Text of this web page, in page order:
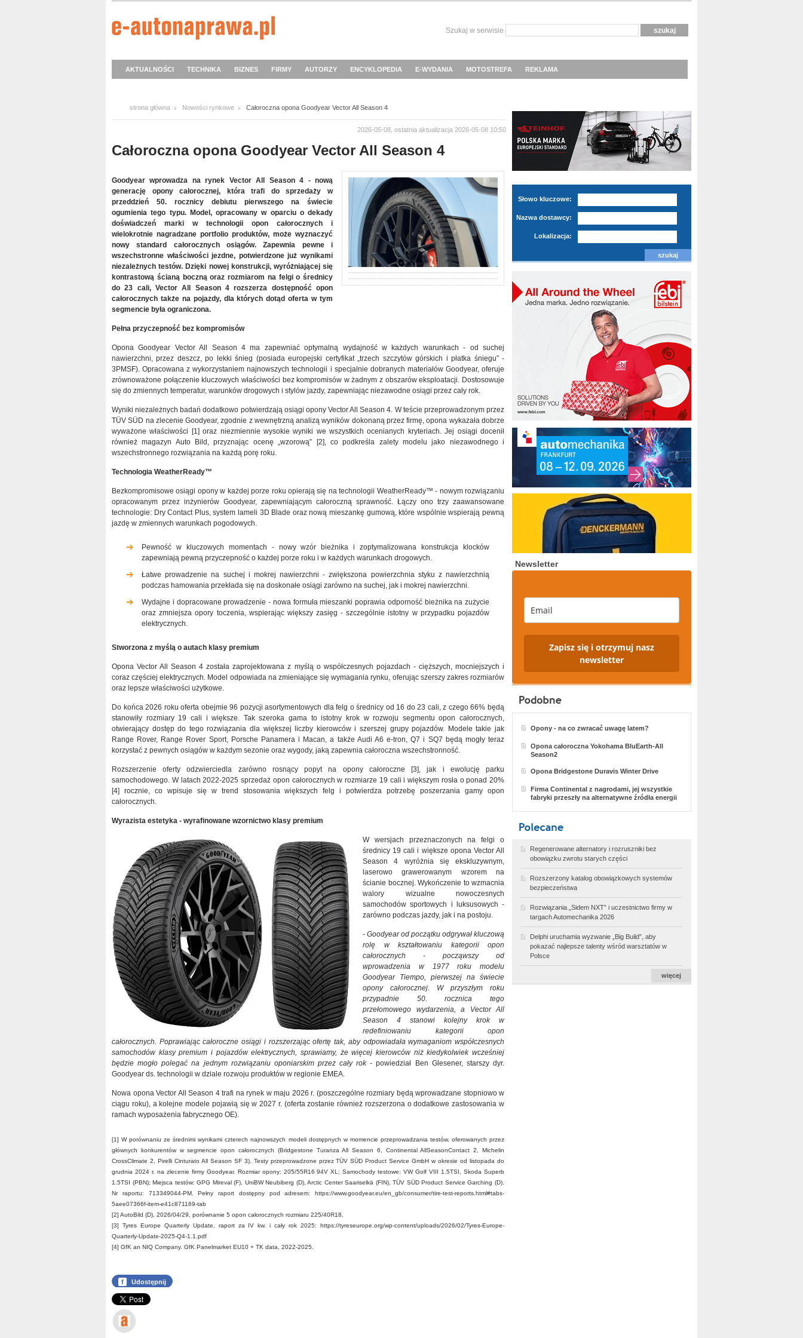
Szukaj w serwisie
AKTUALNOŚCI TECHNIKA BIZNES FIRMY AUTORZY ENCYKLOPEDIA E-WYDANIA MOTOSTREFA REKLAMA
strona główna Nowości rynkowe Całoroczna opona Goodyear Vector All Season 4
2026-05-08, ostatnia aktualizacja 2026-05-08 10:50
Całoroczna opona Goodyear Vector All Season 4
Goodyear wprowadza na rynek Vector All Season 4 - nową
generację opony całorocznej, która trafi do sprzedaży w
przeddzień 50. rocznicy debiutu pierwszego na świecie
ogumienia tego typu. Model, opracowany w oparciu o dekady
doświadczeń marki w technologii opon całorocznych i
wielokrotnie nagradzane portfolio produktów, może wyznaczyć
nowy standard całorocznych osiągów. Zapewnia pewne i
wszechstronne właściwości jezdne, potwierdzone już wynikami
niezależnych testów. Dzięki nowej konstrukcji, wyróżniającej się
kontrastową ścianą boczną oraz rozmiarom na felgi o średnicy
do 23 cali, Vector All Season 4 rozszerza dostępność opon
całorocznych także na pojazdy, dla których dotąd oferta w tym
segmencie była ograniczona.
Pełna przyczepność bez kompromisów
Opona Goodyear Vector All Season 4 ma zapewniać optymalną wydajność w każdych warunkach - od suchej
nawierzchni, przez deszcz, po lekki śnieg (posiada europejski certyfikat „trzech szczytów górskich i płatka śniegu” -
3PMSF). Opracowana z wykorzystaniem najnowszych technologii i specjalnie dobranych materiałów Goodyear, oferuje
zrównoważone połączenie kluczowych właściwości bez kompromisów w żadnym z obszarów eksploatacji. Dostosowuje
się do zmiennych temperatur, warunków drogowych i stylów jazdy, zapewniając niezawodne osiągi przez cały rok.
Wyniki niezależnych badań dodatkowo potwierdzają osiągi opony Vector All Season 4. W teście przeprowadzonym przez
TÜV SÜD na zlecenie Goodyear, zgodnie z wewnętrzną analizą wyników dokonaną przez firmę, opona wykazała dobrze
wyważone właściwości [1] oraz niezmiennie wysokie wyniki we wszystkich ocenianych kryteriach. Jej osiągi docenił
również magazyn Auto Bild, przyznając ocenę „wzorową” [2], co podkreśla zalety modelu jako niezawodnego i
wszechstronnego rozwiązania na każdą porę roku.
Technologia WeatherReady™
Bezkompromisowe osiągi opony w każdej porze roku opierają się na technologii WeatherReady™ - nowym rozwiązaniu
opracowanym przez inżynierów Goodyear, zapewniającym całoroczną sprawność. Łączy ono trzy zaawansowane
technologie: Dry Contact Plus, system lameli 3D Blade oraz nową mieszankę gumową, które wspólnie wspierają pewną
jazdę w zmiennych warunkach pogodowych.
Pewność w kluczowych momentach - nowy wzór bieżnika i zoptymalizowana konstrukcja klocków
zapewniają pewną przyczepność o każdej porze roku i w każdych warunkach drogowych.
Łatwe prowadzenie na suchej i mokrej nawierzchni - zwiększona powierzchnia styku z nawierzchnią
podczas hamowania przekłada się na doskonałe osiągi zarówno na suchej, jak i mokrej nawierzchni.
Wydajne i dopracowane prowadzenie - nowa formuła mieszanki poprawia odporność bieżnika na zużycie
oraz zmniejsza opory toczenia, wspierając większy zasięg - szczególnie istotny w przypadku pojazdów
elektrycznych.
Stworzona z myślą o autach klasy premium
Opona Vector All Season 4 została zaprojektowana z myślą o współczesnych pojazdach - cięższych, mocniejszych i
coraz częściej elektrycznych. Model odpowiada na zmieniające się wymagania rynku, oferując szerszy zakres rozmiarów
oraz lepsze właściwości użytkowe.
Do końca 2026 roku oferta obejmie 96 pozycji asortymentowych dla felg o średnicy od 16 do 23 cali, z czego 66% będą
stanowiły rozmiary 19 cali i większe. Tak szeroka gama to istotny krok w rozwoju segmentu opon całorocznych,
otwierający dostęp do tego rozwiązania dla większej liczby kierowców i szerszej grupy pojazdów. Modele takie jak
Range Rover, Range Rover Sport, Porsche Panamera i Macan, a także Audi A6 e-tron, Q7 i SQ7 będą mogły teraz
korzystać z pewnych osiągów w każdym sezonie oraz wygody, jaką zapewnia całoroczna wszechstronność.
Rozszerzenie oferty odzwierciedla zarówno rosnący popyt na opony całoroczne [3], jak i ewolucję parku
samochodowego. W latach 2022-2025 sprzedaż opon całorocznych w rozmiarze 19 cali i większym rosła o ponad 20%
[4] rocznie, co wpisuje się w trend stosowania większych felg i potwierdza potrzebę poszerzania gamy opon
całorocznych.
Wyrazista estetyka - wyrafinowane wzornictwo klasy premium
W wersjach przeznaczonych na felgi o
średnicy 19 cali i większe opona Vector All
Season 4 wyróżnia się ekskluzywnym,
laserowo grawerowanym wzorem na
ścianie bocznej. Wykończenie to wzmacnia
walory wizualne nowoczesnych
samochodów sportowych i luksusowych -
zarówno podczas jazdy, jak i na postoju.
- Goodyear od początku odgrywał kluczową
rolę w kształtowaniu kategorii opon
całorocznych - począwszy od
wprowadzenia w 1977 roku modelu
Goodyear Tiempo, pierwszej na świecie
opony całorocznej. W przyszłym roku
przypadnie 50. rocznica tego
przełomowego wydarzenia, a Vector All
Season 4 stanowi kolejny krok w
redefiniowaniu kategorii opon
całorocznych. Poprawiając całoroczne osiągi i rozszerzając ofertę tak, aby odpowiadała wymaganiom współczesnych
samochodów klasy premium i pojazdów elektrycznych, sprawiamy, że więcej kierowców niż kiedykolwiek wcześniej
będzie mogło polegać na jednym rozwiązaniu oponiarskim przez cały rok- powiedział Ben Glesener, starszy dyr.
Goodyear ds. technologii w dziale rozwoju produktów w regionie EMEA.
Nowa opona Vector All Season 4 trafi na rynek w maju 2026 r. (poszczególne rozmiary będą wprowadzane stopniowo w
ciągu roku), a kolejne modele pojawią się w 2027 r. (oferta zostanie również rozszerzona o dodatkowe zastosowania w
ramach wyposażenia fabrycznego OE).
[1] W porównaniu ze średnimi wynikami czterech najnowszych modeli dostępnych w momencie przeprowadzania testów, oferowanych przez
głównych konkurentów w segmencie opon całorocznych (Bridgestone Turanza All Season 6, Continental AllSeasonContact 2, Michelin
CrossClimate 2, Pirelli Cinturato All Season SF 3). Testy przeprowadzone przez TÜV SÜD Product Service GmbH w okresie od listopada do
grudnia 2024 r. na zlecenie firmy Goodyear. Rozmiar opony: 205/55R16 94V XL; Samochody testowe: VW Golf VIII 1.5TSI, Skoda Superb
1.5TSI (PBN); Miejsca testów: GPG Mireval (F), UniBW Neubiberg (D), Arctic Center Saariselkä (FIN), TÜV SÜD Product Service Garching (D).
Nr raportu: 713349044-PM. Pełny raport dostępny pod adresem: https://www.goodyear.eu/en_gb/consumer/tire-test-reports.html#tabs-
5aee07366f-item-e41c871169-tab
[2] AutoBild (D), 2026/04/29, porównanie 5 opon całorocznych rozmiaru 225/40R18.
[3] Tyres Europe Quarterly Update, raport za IV kw. i cały rok 2025: https://tyreseurope.org/wp-content/uploads/2026/02/Tyres-Europe-
Quarterly-Update-2025-Q4-1.1.pdf
[4] GfK an NIQ Company. GfK Panelmarket EU10 + TK data, 2022-2025.
f Udostępnij
Słowo kluczowe:
Nazwa dostawcy:
Lokalizacja:
Newsletter
Zapisz się i otrzymuj nasz
newsletter
Opony - na co zwracać uwagę latem?
Opona całoroczna Yokohama BluEarth-All
Season2
Opona Bridgestone Duravis Winter Drive
Firma Continental z nagrodami, jej wszystkie
fabryki przeszły na alternatywne źródła energii
Regenerowane alternatory i rozruszniki bez
obowiązku zwrotu starych części
Rozszerzony katalog obowiązkowych systemów
bezpieczeństwa
Rozwiązania „Sidem NXT” i uczestnictwo firmy w
targach Automechanika 2026
Delphi uruchamia wyzwanie „Big Build”, aby
pokazać najlepsze talenty wśród warsztatów w
Polsce
więcej